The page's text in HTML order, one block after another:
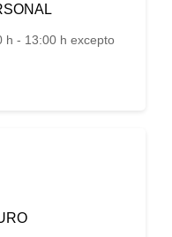
h - 13:00 h excepto